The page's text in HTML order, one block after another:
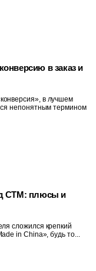
в заказ и
в лучшем
непонятным термином
СТМ: плюсы и
сложился крепкий
in China», будь то...